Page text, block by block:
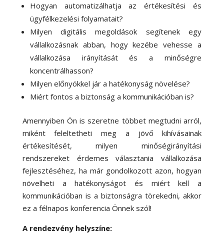
Hogyan automatizálhatja az értékesítési és
ügyfélkezelési folyamatait?
Milyen digitális megoldások segítenek egy
vállalkozásnak abban, hogy kezébe vehesse a
vállalkozása irányítását és a minőségre
koncentrálhasson?
Milyen előnyökkel jár a hatékonyság növelése?
Miért fontos a biztonság a kommunikációban is?
Amennyiben Ön is szeretne többet megtudni arról,
miként feleltetheti meg a jövő kihívásainak
értékesítését, milyen minőségirányítási
rendszereket érdemes választania vállalkozása
fejlesztéséhez, ha már gondolkozott azon, hogyan
növelheti a hatékonyságot és miért kell a
kommunikációban is a biztonságra törekedni, akkor
ez a félnapos konferencia Önnek szól!
A rendezvény helyszíne: